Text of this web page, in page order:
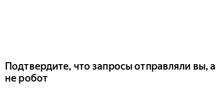
Подтвердите, что запросы отправляли вы, а
не робот